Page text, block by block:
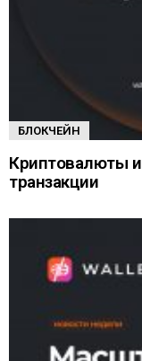
БЛОКЧЕЙН
Криптовалюты
транзакции